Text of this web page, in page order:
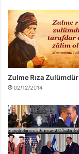
Zulme Rıza Zulümdür
02/12/2014